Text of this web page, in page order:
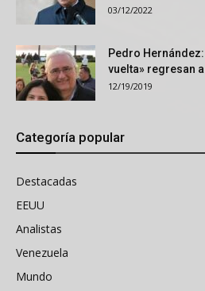
03/12/2022
Pedro
vuelta» regresan
12/19/2019
Categoría popular
Destacadas
EEUU
Analistas
Venezuela
Mundo